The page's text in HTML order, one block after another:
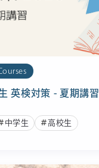
英検対策 - 夏期講習
中学生 高校生